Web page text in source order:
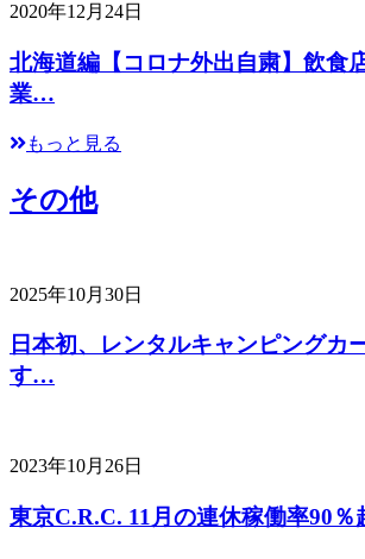
2020年12月24日
北海道編【コロナ外出自粛】飲食
業…
もっと見る
その他
2025年10月30日
日本初、レンタルキャンピングカ
す…
2023年10月26日
東京C.R.C. 11月の連休稼働率90